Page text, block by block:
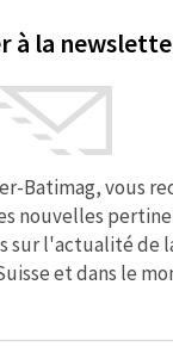
à la
Batimag, vous
nouvelles
sur l'actualité de
et dans le